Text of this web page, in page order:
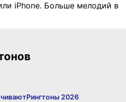
iPhone. Больше мелодий в
Рингтоны 2026